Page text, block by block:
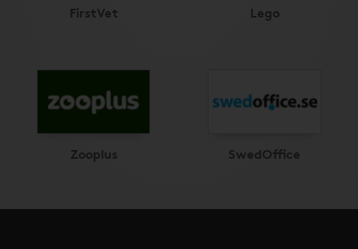
FirstVet Lego
Zooplus SwedOffice